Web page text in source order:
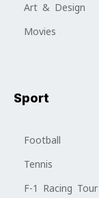
Art & Design
Movies
Sport
Football
Tennis
F-1 Racing Tour